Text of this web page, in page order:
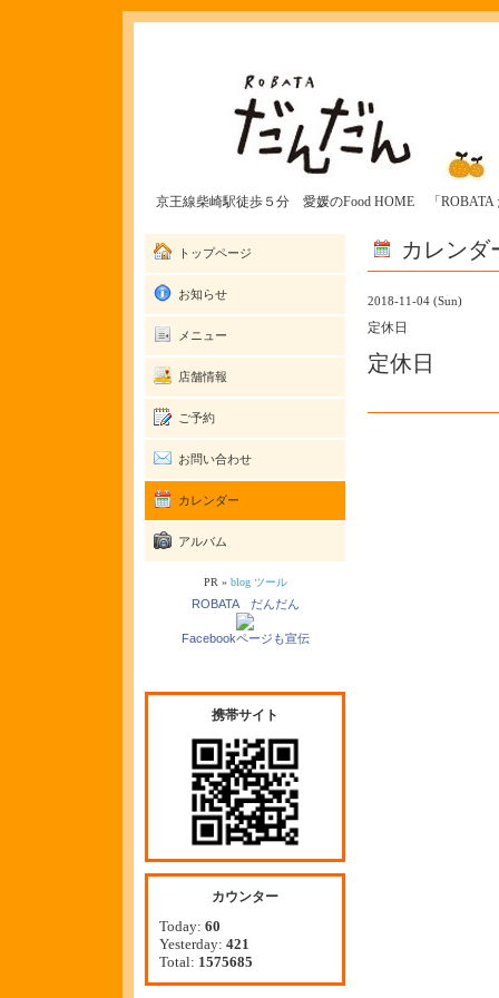
京王線柴崎駅徒歩５分 愛媛のFood HOME 「ROBATA
カレンダ
2018-11-04 (Sun)
定休日
定休日
トップページ
お知らせ
メニュー
店舗情報
ご予約
お問い合わせ
カレンダー
アルバム
PR » blog ツール
ROBATA だんだん
Facebookページも宣伝
携帯サイト
カウンター
Today: 60
Yesterday: 421
Total: 1575685